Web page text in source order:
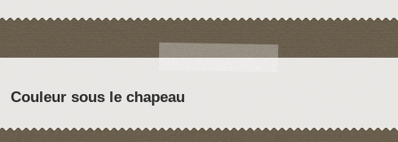
Couleur sous le chapeau